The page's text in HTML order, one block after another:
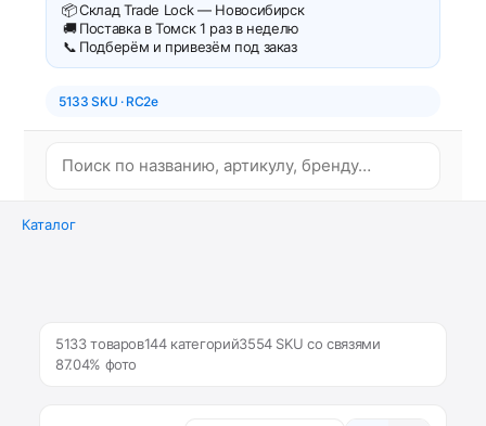
📦Склад Trade Lock — Новосибирск
🚚 Поставка в Томск 1 раз в неделю
📞 Подберём и привезём под заказ
5133 SKU · RC2e
Каталог
5133 товаров144 категорий3554 SKU со связями
87.04% фото